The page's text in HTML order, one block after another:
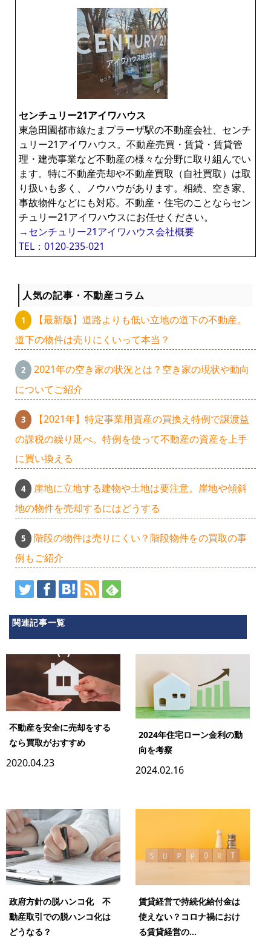
センチュリー21アイワハウス
東急田園都市線たまプラーザ駅の不動産会社、センチ
ュリー21アイワハウス。不動産売買・賃貸・賃貸管
理・建売事業など不動産の様々な分野に取り組んでい
ます。特に不動産売却や不動産買取（自社買取）は取
り扱いも多く、ノウハウがあります。相続、空き家、
事故物件などにも対応。不動産・住宅のことならセン
チュリー21アイワハウスにお任せください。
→センチュリー21アイワハウス会社概要
TEL：0120-235-021
人気の記事・不動産コラム
【最新版】道路よりも低い立地の道下の不動産。
道下の物件は売りにくいって本当？
2021年の空き家の状況とは？空き家の現状や動向
についてご紹介
【2021年】特定事業用資産の買換え特例で譲渡益
の課税の繰り延べ。特例を使って不動産の資産を上手
に買い換える
崖地に立地する建物や土地は要注意。崖地や傾斜
地の物件を売却するにはどうする
階段の物件は売りにくい？階段物件をの買取の事
例もご紹介
関連記事一覧
不動産を安全に売却をする
なら買取がおすすめ
2020.04.23
2024年住宅ローン金利の動
向を考察
2024.02.16
政府方針の脱ハンコ化 不
動産取引での脱ハンコ化は
どうなる？
賃貸経営で持続化給付金は
使えない？コロナ禍におけ
る賃貸経営の...